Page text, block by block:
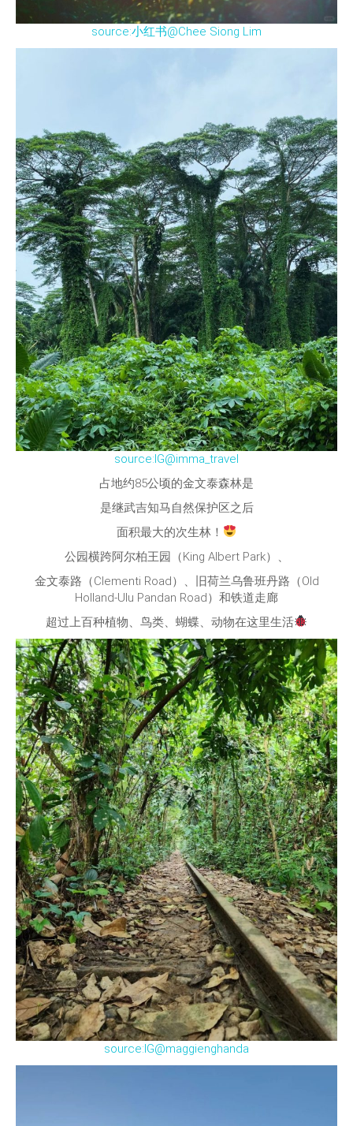
source:小红书@Chee Siong Lim
source:IG@imma_travel
占地约85公顷的金文泰森林是
是继武吉知马自然保护区之后
面积最大的次生林！
公园横跨阿尔柏王园（King Albert Park）、
金文泰路（Clementi Road）、旧荷兰乌鲁班丹路（Old
Holland-Ulu Pandan Road）和铁道走廊
超过上百种植物、鸟类、蝴蝶、动物在这里生活
source:IG@maggienghanda